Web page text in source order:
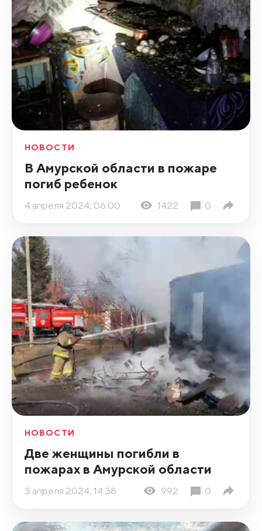
НОВОСТИ
В Амурской области в пожаре
погиб ребенок
4 апреля 2024, 06:00 1422 0
НОВОСТИ
Две женщины погибли в
пожарах в Амурской области
3 апреля 2024, 14:38 992 0